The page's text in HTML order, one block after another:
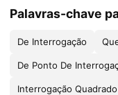
Palavras-chave
De Interrogação
De Ponto De
Interrogação